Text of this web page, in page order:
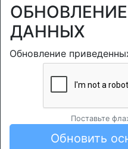
ДАННЫХ
Обновление
Поставьте
Обновить